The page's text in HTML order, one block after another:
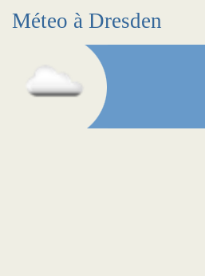
Méteo à Dresden